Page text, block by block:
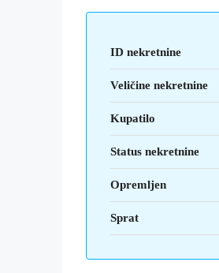
ID nekretnine
Veličine nekretnine
Kupatilo
Status nekretnine
Opremljen
Sprat